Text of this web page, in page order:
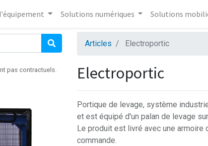
Solutions numériques Solutions
Articles Electroportic
pas contractuels. Electroportic
Portique de levage, système
et est équipé d'un palan de levage
Le produit est livré avec une
commande.